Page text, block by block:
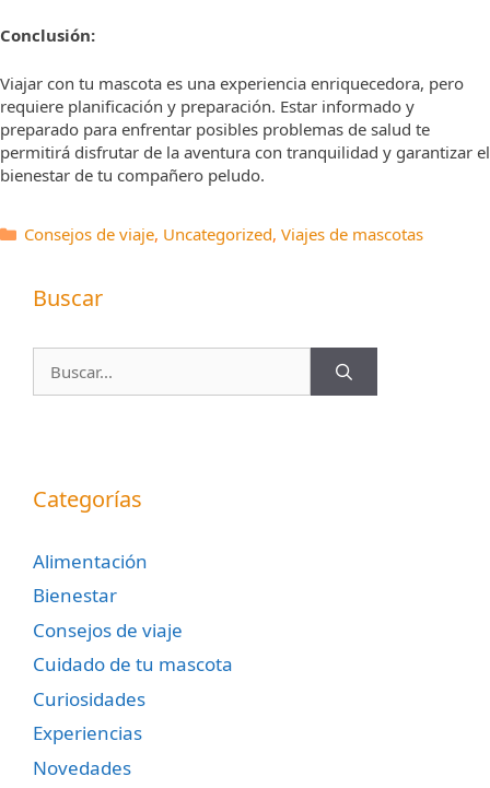
Conclusión:
Viajar con tu mascota es una experiencia enriquecedora, pero
requiere planificación y preparación. Estar informado y
preparado para enfrentar posibles problemas de salud te
permitirá disfrutar de la aventura con tranquilidad y garantizar el
bienestar de tu compañero peludo.
Categorías
Consejos de viaje, Uncategorized, Viajes de mascotas
Buscar
Categorías
Alimentación
Bienestar
Consejos de viaje
Cuidado de tu mascota
Curiosidades
Experiencias
Novedades